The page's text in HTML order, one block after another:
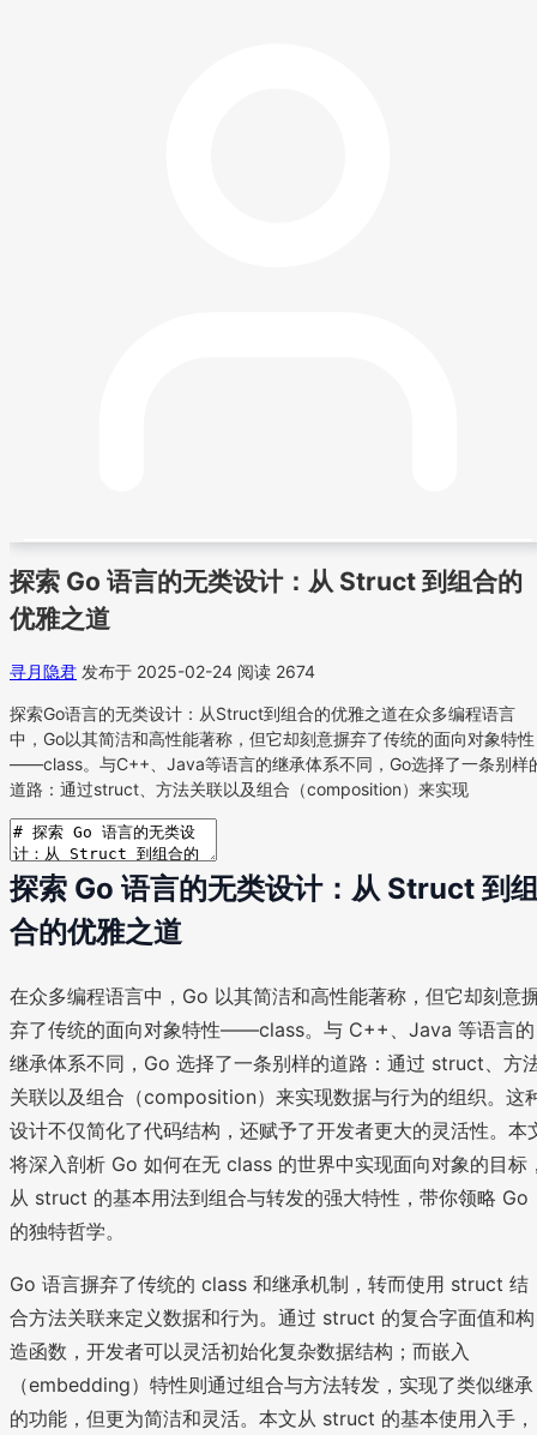
探索 Go 语言的无类设计：从 Struct 到组合的
优雅之道
寻月隐君 发布于 2025-02-24 阅读 2674
探索Go语言的无类设计：从Struct到组合的优雅之道在众多编程语言
中，Go以其简洁和高性能著称，但它却刻意摒弃了传统的面向对象特性
——class。与C++、Java等语言的继承体系不同，Go选择了一条别样
道路：通过struct、方法关联以及组合（composition）来实现
探索 Go 语言的无类设计：从 Struct 到
合的优雅之道
在众多编程语言中，Go 以其简洁和高性能著称，但它却刻意
弃了传统的面向对象特性——class。与 C++、Java 等语言的
继承体系不同，Go 选择了一条别样的道路：通过 struct、方
关联以及组合（composition）来实现数据与行为的组织。这
设计不仅简化了代码结构，还赋予了开发者更大的灵活性。本
将深入剖析 Go 如何在无 class 的世界中实现面向对象的目标
从 struct 的基本用法到组合与转发的强大特性，带你领略 Go
的独特哲学。
Go 语言摒弃了传统的 class 和继承机制，转而使用 struct 结
合方法关联来定义数据和行为。通过 struct 的复合字面值和构
造函数，开发者可以灵活初始化复杂数据结构；而嵌入
（embedding）特性则通过组合与方法转发，实现了类似继承
的功能，但更为简洁和灵活。本文从 struct 的基本使用入手，